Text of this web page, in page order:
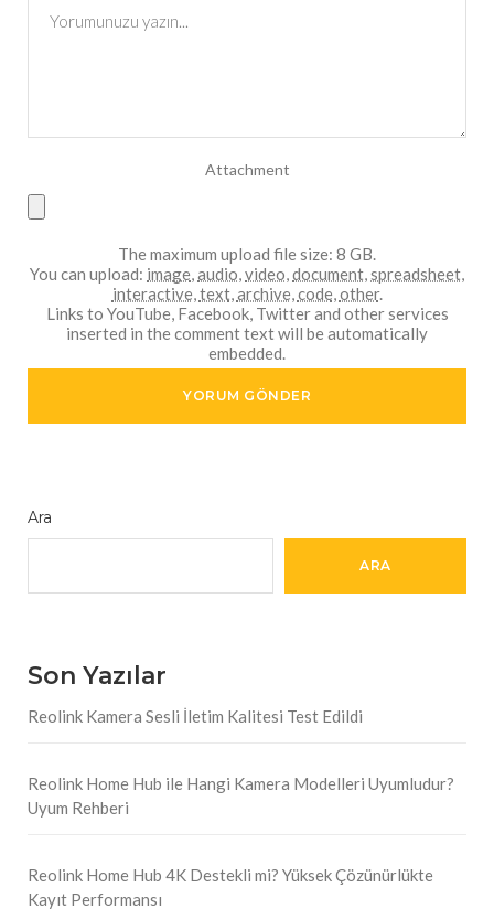
Attachment
The maximum upload file size: 8 GB.
You can upload: image,audio,video,document,spreadsheet,
interactive,text,archive,code,other.
Links to YouTube, Facebook, Twitter and other services
inserted in the comment text will be automatically
embedded.
Ara
ARA
Son Yazılar
Reolink Kamera Sesli İletim Kalitesi Test Edildi
Reolink Home Hub ile Hangi Kamera Modelleri Uyumludur?
Uyum Rehberi
Reolink Home Hub 4K Destekli mi? Yüksek Çözünürlükte
Kayıt Performansı